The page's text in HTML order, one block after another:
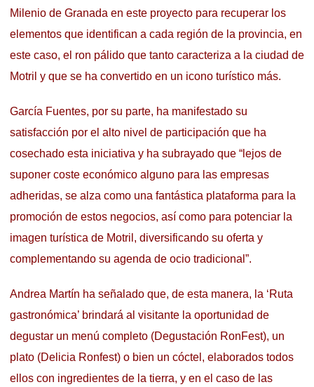
Milenio de Granada en este proyecto para recuperar los
elementos que identifican a cada región de la provincia, en
este caso, el ron pálido que tanto caracteriza a la ciudad de
Motril y que se ha convertido en un icono turístico más.
García Fuentes, por su parte, ha manifestado su
satisfacción por el alto nivel de participación que ha
cosechado esta iniciativa y ha subrayado que “lejos de
suponer coste económico alguno para las empresas
adheridas, se alza como una fantástica plataforma para la
promoción de estos negocios, así como para potenciar la
imagen turística de Motril, diversificando su oferta y
complementando su agenda de ocio tradicional”.
Andrea Martín ha señalado que, de esta manera, la ‘Ruta
gastronómica’ brindará al visitante la oportunidad de
degustar un menú completo (Degustación RonFest), un
plato (Delicia Ronfest) o bien un cóctel, elaborados todos
ellos con ingredientes de la tierra, y en el caso de las